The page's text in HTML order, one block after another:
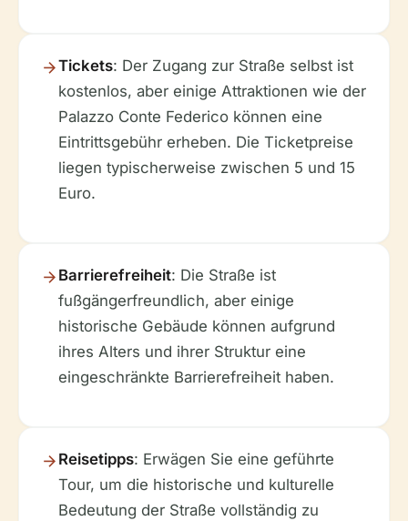
Tickets: Der Zugang zur Straße selbst ist
kostenlos, aber einige Attraktionen wie der
Palazzo Conte Federico können eine
Eintrittsgebühr erheben. Die Ticketpreise
liegen typischerweise zwischen 5 und 15
Euro.
Barrierefreiheit: Die Straße ist
fußgängerfreundlich, aber einige
historische Gebäude können aufgrund
ihres Alters und ihrer Struktur eine
eingeschränkte Barrierefreiheit haben.
Reisetipps: Erwägen Sie eine geführte
Tour, um die historische und kulturelle
Bedeutung der Straße vollständig zu